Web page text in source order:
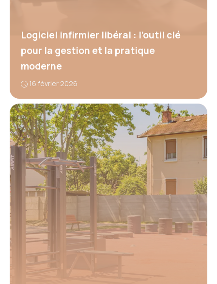
Logiciel infirmier libéral : l’outil clé
pour la gestion et la pratique
moderne
16 février 2026